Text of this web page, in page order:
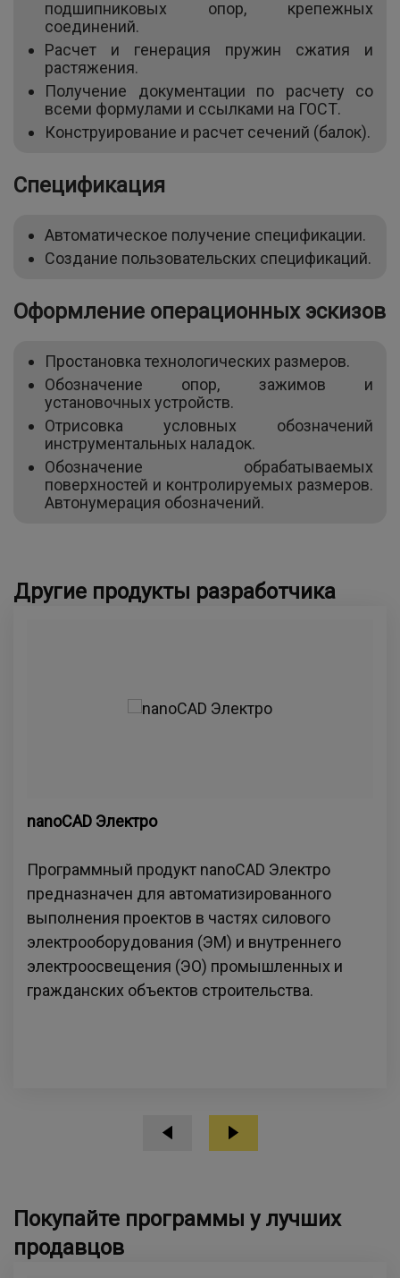
подшипниковых опор, крепежных
соединений.
Расчет и генерация пружин сжатия и
растяжения.
Получение документации по расчету со
всеми формулами и ссылками на ГОСТ.
Конструирование и расчет сечений (балок).
Спецификация
Автоматическое получение спецификации.
Создание пользовательских спецификаций.
Оформление операционных эскизов
Простановка технологических размеров.
Обозначение опор, зажимов и
установочных устройств.
Отрисовка условных обозначений
инструментальных наладок.
Обозначение обрабатываемых
поверхностей и контролируемых размеров.
Автонумерация обозначений.
Другие продукты разработчика
nanoCAD Электро
Программный продукт nanoCAD Электро
предназначен для автоматизированного
выполнения проектов в частях силового
электрооборудования (ЭМ) и внутреннего
электроосвещения (ЭО) промышленных и
гражданских объектов строительства.
Покупайте программы у лучших
продавцов